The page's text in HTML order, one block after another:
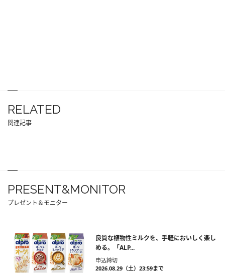
RELATED
関連記事
PRESENT&MONITOR
プレゼント＆モニター
良質な植物性ミルクを、手軽においしく楽し
める。「ALP...
申込締切
2026.08.29（土）23:59まで